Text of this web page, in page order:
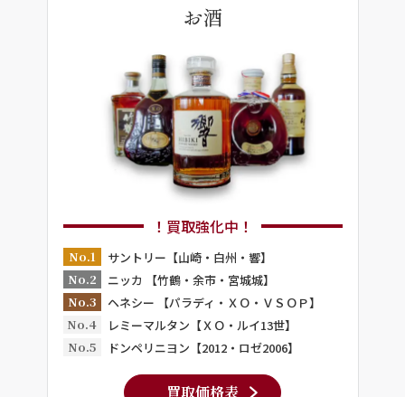
お酒
！買取強化中！
No.1
サントリー【山崎・白州・響】
No.2
ニッカ 【竹鶴・余市・宮城城】
No.3
ヘネシー 【パラディ・ＸＯ・ＶＳＯＰ】
No.4
レミーマルタン【ＸＯ・ルイ13世】
No.5
ドンペリニヨン【2012・ロゼ2006】
買取価格表